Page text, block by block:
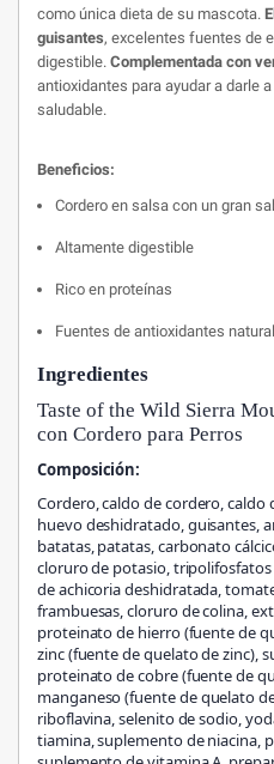
como única dieta de su mascota.
guisantes, excelentes fuentes de
digestible. Complementada con
antioxidantes para ayudar a darle
saludable.
Beneficios:
Cordero en salsa con un gran
Altamente digestible
Rico en proteínas
Fuentes de antioxidantes
Ingredientes
Taste of the Wild Sierra
con Cordero para Perros
Composición:
Cordero, caldo de cordero,
huevo deshidratado, guisantes,
batatas, patatas, carbonato
cloruro de potasio,
de achicoria deshidratada,
frambuesas, cloruro de colina,
proteinato de hierro (fuente de
zinc (fuente de quelato de zinc),
proteinato de cobre (fuente de
manganeso (fuente de quelato
riboflavina, selenito de sodio,
tiamina, suplemento de niacina,